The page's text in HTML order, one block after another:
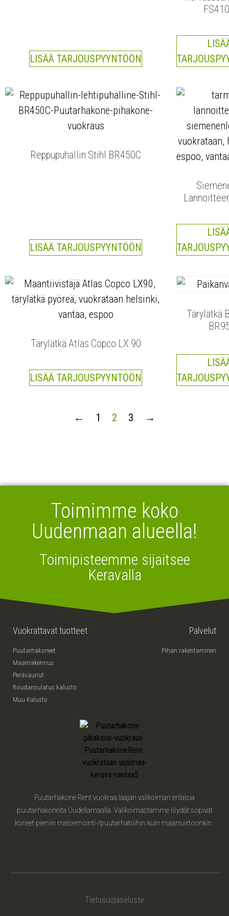
LISÄÄ TARJOUSPYYNTÖÖN
Reppupuhallin Stihl BR450C
LISÄÄ TARJOUSPYYNTÖÖN
Tärylätkä Atlas Copco LX 90
LISÄÄ TARJOUSPYYNTÖÖN
Tärylätkä
← 1 2 3 →
Toimimme koko
Uudenmaan alueella!
Toimipisteemme sijaitsee
Keravalla
Vuokrattavat tuotteet
Puutarhakoneet
Maanrakennus
Perävaunut
Roudansulatus kalusto
Muu Kalusto
Palvelut
Pihan rakentaminen
Puutarhakone Rent vuokraa laajan valikoiman erilaisia
puutarhakoneita Uudellamaalla. Valikoimastamme löydät sopivat
koneet pieniin maisemointi-/puutarhatöihin kuin maansiirtoonkin.
Tietosuojaseloste